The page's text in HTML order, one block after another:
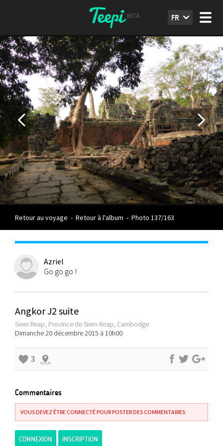
FR
Retour au voyage - Retour à l'album - Photo 137/163
Azriel
Go go go !
Angkor J2 suite
Siem Reap, Province de Siem Reap, Cambodge
Dimanche 20 décembre 2015 à 10h00
3
Commentaires
VOUS DEVEZ ÊTRE CONNECTÉ POUR POSTER DES COMMENTAIRES
CONNEXION INSCRIPTION